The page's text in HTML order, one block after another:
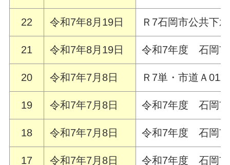
22 令和7年8月19日 Ｒ7石岡市公共下
21 令和7年8月19日 令和7年度 石岡市
20 令和7年7月8日 Ｒ7単・市道Ａ
19 令和7年7月8日 令和7年度 石岡市
18 令和7年7月8日 令和7年度 石岡市
17 令和7年7月8日 令和7年度 石岡市